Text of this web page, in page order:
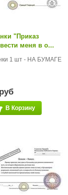
"Приказ
меня в о...
1 шт - НА БУМАГЕ
В Корзину